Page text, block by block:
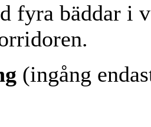
fyra bäddar i
(ingång